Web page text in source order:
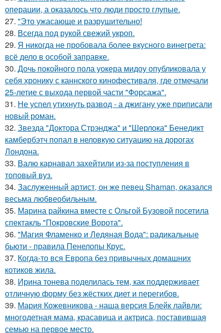
операции, а оказалось что люди просто глупые.
27. "Это ужасающе и разрушительно!
28. Всегда под рукой свежий укроп.
29. Я никогда не пробовала более вкусного винегрета:
всё дело в особой заправке.
30. Дочь покойного пола уокера мидоу опубликовала у
себя хронику с каннского кинофестиваля, где отмечали
25-летие с выхода первой части "Форсажа".
31. Не успел утихнуть развод - а джигану уже приписали
новый роман.
32. Звезда "Доктора Стрэнджа" и "Шерлока" Бенедикт
камбербэтч попал в неловкую ситуацию на дорогах
Лондона.
33. Валю карнавал захейтили из-за поступления в
топовый вуз.
34. Заслуженный артист, он же певец Shaman, оказался
весьма любвеобильным.
35. Марина райкина вместе с Ольгой Бузовой посетила
спектакль "Покровские Ворота".
36. "Магия Фламенко и Ледяная Вода": радикальные
бьюти - правила Пенелопы Крус.
37. Когда-то вся Европа без привычных домашних
котиков жила.
38. Ирина тонева поделилась тем, как поддерживает
отличную форму без жёстких диет и перегибов.
39. Мария Кожевникова - наша версия Блейк лайвли:
многодетная мама, красавица и актриса, поставившая
семью на первое место.